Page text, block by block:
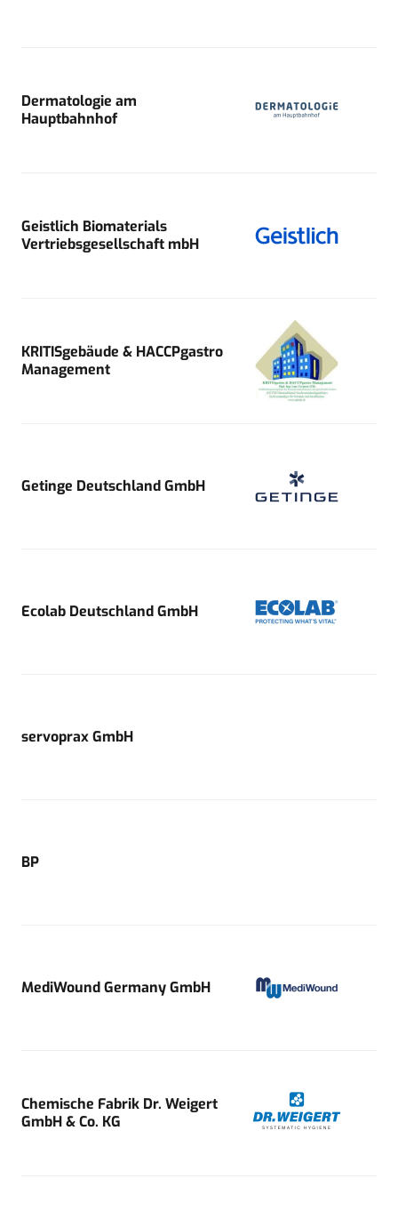
Dermatologie am
Hauptbahnhof
Geistlich Biomaterials
Vertriebsgesellschaft mbH
KRITISgebäude & HACCPgastro
Management
Getinge Deutschland GmbH
Ecolab Deutschland GmbH
servoprax GmbH
BP
MediWound Germany GmbH
Chemische Fabrik Dr. Weigert
GmbH & Co. KG